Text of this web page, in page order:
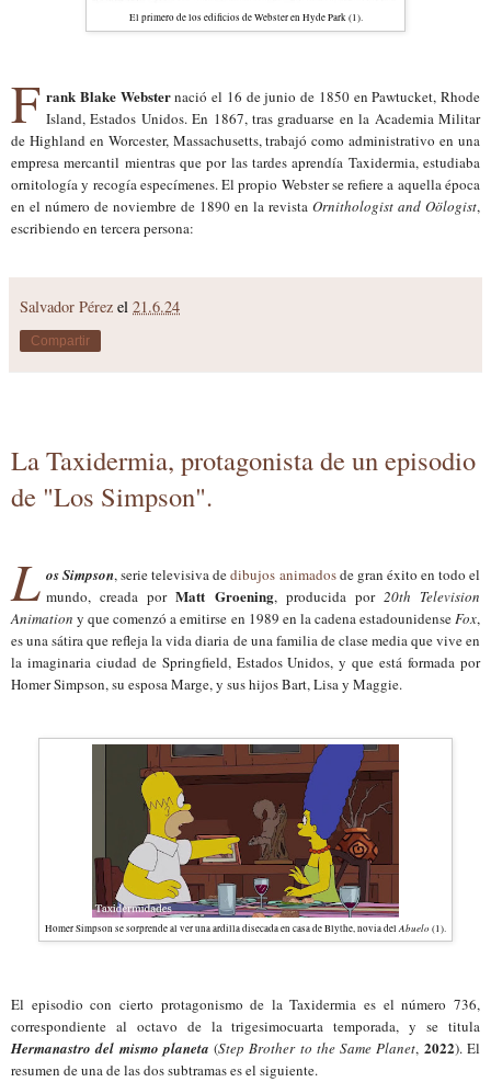
El primero de los edificios de Webster en Hyde Park (1).
F rank Blake Websternació el 16 de junio de 1850 en Pawtucket, Rhode
Island, Estados Unidos. En 1867, tras graduarse en la Academia Militar
de Highland en Worcester, Massachusetts, trabajó como administrativo en una
empresa mercantil mientras que por las tardes aprendía Taxidermia, estudiaba
ornitología y recogía especímenes. El propio Webster se refiere a aquella época
en el número de noviembre de 1890 en la revista Ornithologist and Oölogist,
escribiendo en tercera persona:
Salvador Pérez el 21.6.24
Compartir
La Taxidermia, protagonista de un episodio
de "Los Simpson".
L os Simpson, serie televisiva dedibujos animadosde gran éxito en todo el
mundo, creada porMatt Groening, producida por 20th Television
Animation y que comenzó a emitirse en 1989 en la cadena estadounidenseFox,
es una sátira que refleja la vida diaria de una familia de clase media que vive en
la imaginaria ciudad de Springfield, Estados Unidos, y que está formada por
Homer Simpson, su esposa Marge, y sus hijos Bart, Lisa y Maggie.
Homer Simpson se sorprende al ver una ardilla disecada en casa de Blythe, novia delAbuelo(1).
El episodio con cierto protagonismo de la Taxidermia es el número 736,
correspondiente al octavo de la trigesimocuarta temporada, y se titula
Hermanastro del mismo planeta (Step Brother to the Same Planet, 2022). El
resumen de una de las dos subtramas es el siguiente.